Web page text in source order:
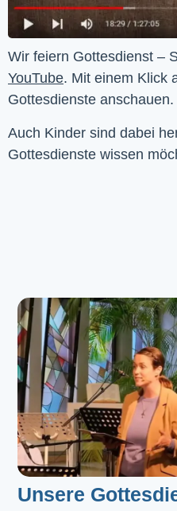
YouTube. Mit einem Klick
Gottesdienste anschauen.
Auch Kinder sind dabei
Gottesdienste wissen
Unsere